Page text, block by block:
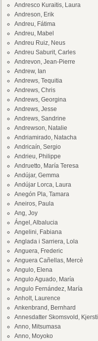
Andresco Kuraitis, Laura
Andreson, Erik
Andreu, Fátima
Andreu, Mabel
Andreu Ruiz, Neus
Andreu Saburit, Carles
Andrevon, Jean-Pierre
Andrew, Ian
Andrews, Tequitia
Andrews, Chris
Andrews, Georgina
Andrews, Jesse
Andrews, Sandrine
Andrewson, Natalie
Andriamirado, Natacha
Andricaín, Sergio
Andrieu, Philippe
Andruetto, María Teresa
Andújar, Gemma
Andújar Lorca, Laura
Anegón Pla, Tamara
Aneiros, Paula
Ang, Joy
Ángel, Albalucia
Angelini, Fabiana
Anglada i Sarriera, Lola
Anguera, Frederic
Anguera Cañellas, Mercè
Angulo, Elena
Angulo Aguado, María
Angulo Fernández, María
Anholt, Laurence
Ankenbrand, Bernhard
Annesdatter Skomsvold, Kjersti
Anno, Mitsumasa
Anno, Moyoko